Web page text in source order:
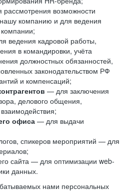
возможности
нашу компанию и для ведения
компании;
ведения кадровой работы,
в командировки, учёта
должностных обязанностей,
законодательством РФ
и компенсаций;
— для заключения
делового общения,
офиса — для выдачи
спикеров мероприятий — для
сайта — для оптимизации web-
данных.
нами персональных